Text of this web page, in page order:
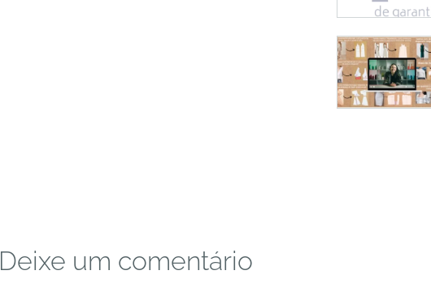
Deixe um comentário